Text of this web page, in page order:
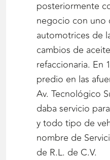
posteriormente
negocio con uno
automotrices de
cambios de
refaccionaria. En
predio en las
Av. Tecnológico
daba servicio
y todo tipo de
nombre de
de R.L. de C.V.